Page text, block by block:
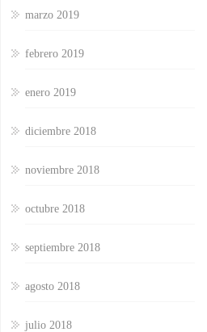
marzo 2019
febrero 2019
enero 2019
diciembre 2018
noviembre 2018
octubre 2018
septiembre 2018
agosto 2018
julio 2018